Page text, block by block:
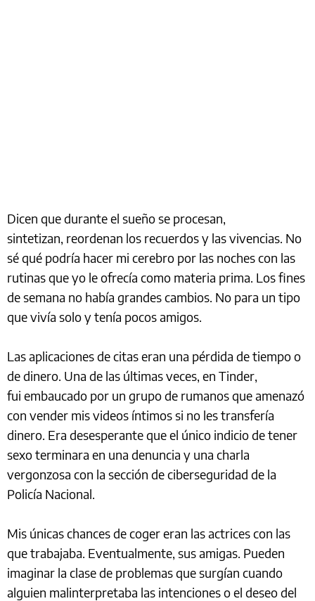
Dicen que durante el sueño se procesan,
sintetizan, reordenan los recuerdos y las vivencias. No
sé qué podría hacer mi cerebro por las noches con las
rutinas que yo le ofrecía como materia prima. Los fines
de semana no había grandes cambios. No para un tipo
que vivía solo y tenía pocos amigos.
Las aplicaciones de citas eran una pérdida de tiempo o
de dinero. Una de las últimas veces, en Tinder,
fui embaucado por un grupo de rumanos que amenazó
con vender mis videos íntimos si no les transfería
dinero. Era desesperante que el único indicio de tener
sexo terminara en una denuncia y una charla
vergonzosa con la sección de ciberseguridad de la
Policía Nacional.
Mis únicas chances de coger eran las actrices con las
que trabajaba. Eventualmente, sus amigas. Pueden
imaginar la clase de problemas que surgían cuando
alguien malinterpretaba las intenciones o el deseo del